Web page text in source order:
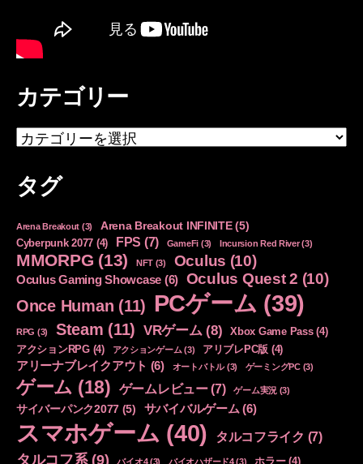
カテゴリー
カ
テ
リ
タグ
Arena Breakout (3) Arena Breakout INFINITE(5)
Cyberpunk 2077 (4) FPS (7) GameFi (3) Incursion Red River(3)
MMORPG (13) NFT(3) Oculus (10)
Oculus Gaming Showcase (6) Oculus Quest 2 (10)
Once Human (11) PCゲーム (39)
RPG (3) Steam (11) VRゲーム (8) Xbox Game Pass(4)
アクションRPG(4) アクションゲーム (3) アリブレPC版 (4)
アリーナブレイクアウト (6) オートバトル(3) ゲーミングPC(3)
ゲーム (18) ゲームレビュー(7) ゲーム実況 (3)
サイバーパンク2077 (5) サバイバルゲーム (6)
スマホゲーム (40) タルコフライク (7)
タルコフ系(9) バイオ4(3) バイオハザード4(3) ホラー(4)